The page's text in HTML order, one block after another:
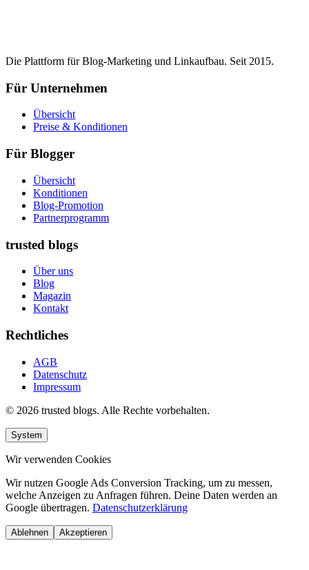
Die Plattform für Blog-Marketing und Linkaufbau. Seit 2015.
Für Unternehmen
Übersicht
Preise & Konditionen
Für Blogger
Übersicht
Konditionen
Blog-Promotion
Partnerprogramm
trusted blogs
Über uns
Blog
Magazin
Kontakt
Rechtliches
AGB
Datenschutz
Impressum
© 2026 trusted blogs. Alle Rechte vorbehalten.
System
Wir verwenden Cookies
Wir nutzen Google Ads Conversion Tracking, um zu messen,
welche Anzeigen zu Anfragen führen. Deine Daten werden an
Google übertragen. Datenschutzerklärung
Ablehnen Akzeptieren